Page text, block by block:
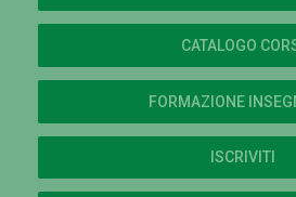
CATALOGO
FORMAZIONE
ISCRIVITI